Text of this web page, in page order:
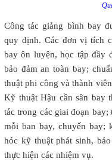
Công tác giảng bình bay
quy định. Các đơn vị tích
bay ôn luyện, học tập đầy
bảo đảm an toàn bay;
thuật phi công và thành
Kỹ thuật Hậu cần sân bay
tác trong các giai đoạn bay;
mỗi ban bay, chuyến bay;
hóc kỹ thuật phát sinh,
thực hiện các nhiệm vụ.